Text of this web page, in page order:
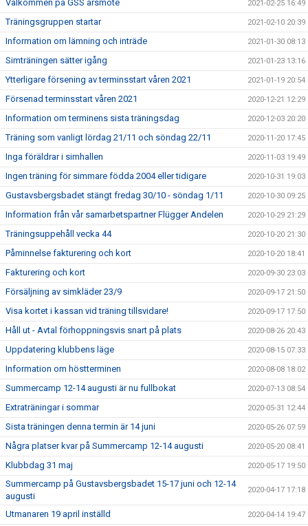
Välkommen på GSS årsmöte 2021-02-25 16:49
Träningsgruppen startar 2021-02-10 20:39
Information om lämning och inträde 2021-01-30 08:13
Simträningen sätter igång 2021-01-23 13:16
Ytterligare försening av terminsstart våren 2021 2021-01-19 20:54
Försenad terminsstart våren 2021 2020-12-21 12:29
Information om terminens sista träningsdag 2020-12-03 20:20
Träning som vanligt lördag 21/11 och söndag 22/11 2020-11-20 17:45
Inga föräldrar i simhallen 2020-11-03 19:49
Ingen träning för simmare födda 2004 eller tidigare 2020-10-31 19:03
Gustavsbergsbadet stängt fredag 30/10 - söndag 1/11 2020-10-30 09:25
Information från vår samarbetspartner Flügger Andelen 2020-10-29 21:29
Träningsuppehåll vecka 44 2020-10-20 21:30
Påminnelse fakturering och kort 2020-10-20 18:41
Fakturering och kort 2020-09-30 23:03
Försäljning av simkläder 23/9 2020-09-17 21:50
Visa kortet i kassan vid träning tillsvidare! 2020-09-17 17:50
Håll ut - Avtal förhoppningsvis snart på plats 2020-08-26 20:43
Uppdatering klubbens läge 2020-08-15 07:33
Information om höstterminen 2020-08-08 18:02
Summercamp 12-14 augusti är nu fullbokat 2020-07-13 08:54
Extraträningar i sommar 2020-05-31 12:44
Sista träningen denna termin är 14 juni 2020-05-26 07:59
Några platser kvar på Summercamp 12-14 augusti 2020-05-20 08:41
Klubbdag 31 maj 2020-05-17 19:50
Summercamp på Gustavsbergsbadet 15-17 juni och 12-14
augusti
2020-04-17 17:18
Utmanaren 19 april inställd 2020-04-14 19:47